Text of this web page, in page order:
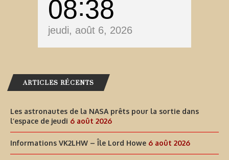
08 38
jeudi, août 6, 2026
ARTICLES RÉCENTS
Les astronautes de la NASA prêts pour la sortie dans
l’espace de jeudi 6 août 2026
Informations VK2LHW – Île Lord Howe 6 août 2026